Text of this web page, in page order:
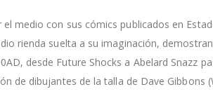
medio con sus cómics publicados en
rienda suelta a su imaginación,
desde Future Shocks a Abelard Snazz
dibujantes de la talla de Dave Gibbons